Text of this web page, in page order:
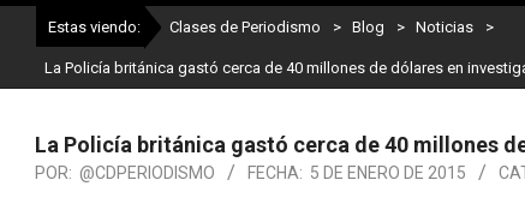
Estas viendo: Clases de Periodismo > Blog > Noticias >
La Policía británica gastó cerca de 40 millones de dólares en
La Policía británica gastó cerca de 40 millones
POR: @CDPERIODISMO FECHA: 5 DE ENERO DE 2015